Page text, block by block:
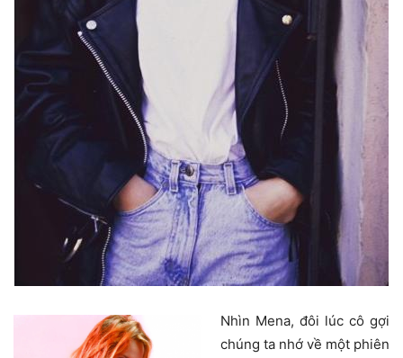
Nhìn Mena, đôi lúc cô gợi
chúng ta nhớ về một phiên